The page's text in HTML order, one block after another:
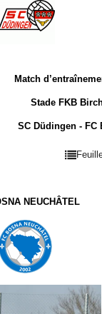
Match
Stade FKB
SC Düdingen - FC
NEUCHÂTEL